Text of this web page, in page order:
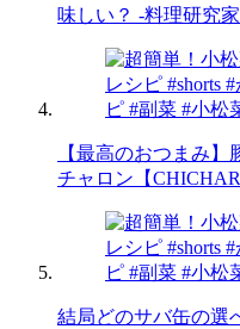
味しい？ -料理研究
【最高のおつまみ
チャロン【
結局どのサバ缶の選